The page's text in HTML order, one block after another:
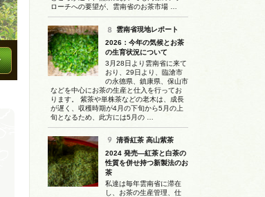
ローチへの要望が、雲南省のお茶市場 …
雲南省現地レポート
2026：今年の気候とお茶
の生育状況について
3月28日より雲南省に来て
おり、29日より、臨滄市
の永德県、鎮康県、保山市
などを中心にお茶の生産と仕入を行ってお
ります。 紫茶や単株茶などの老木は、成長
が遅く、収穫時期が4月の下旬から5月の上
旬となるため、此方には5月の …
清香紅茶 高山紫茶
2024 発売―紅茶と白茶の
性質を併せ持つ新製法のお
茶
私達は毎年雲南省に滞在
し、お茶の生産管理、仕